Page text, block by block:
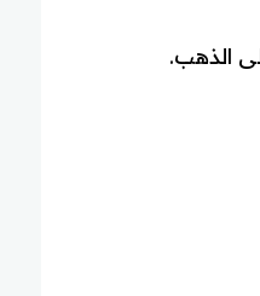
الذهب.